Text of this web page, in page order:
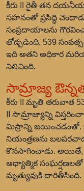
కీరు II రైతీ తన
సహనంతో ప్రసిద్ధి
సంప్రదాయాలను
తోడ్పడింది. 539
ఇది అతని అధికార
నిలిచింది.
సామ్రాజ్య
కీరు II మృతి తరువాత
II సామ్రాజ్యాన్ని
మిస్రాన్ని జయించడంతో.
నియంత్రణను
కొనసాగించాడు.
ఆధ్యాత్మిక
మృత్యువుకి దారితీసింది.